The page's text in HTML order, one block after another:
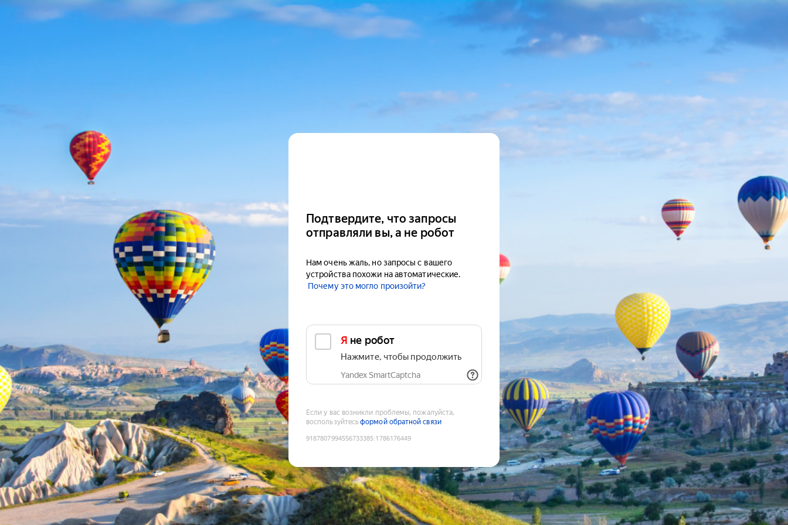
Подтвердите, что запросы
отправляли вы, а не робот
Нам очень жаль, но запросы с вашего
устройства похожи на автоматические.
Почему это могло произойти?
Я не робот
Нажмите, чтобы продолжить
Yandex SmartCaptcha
Если у вас возникли проблемы, пожалуйста,
воспользуйтесьформой обратной связи
9187807994556733385:1786176449